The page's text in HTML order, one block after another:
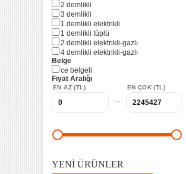
2 demlikli
3 demlikli
1 demlikli elektrikli
1 demlikli tüplü
2 demlikli elektrikli-gazlı
4 demlikli elektrikli-gazlı
Belge
ce belgeli
Fiyat Aralığı
EN AZ (TL)
–
EN ÇOK (TL)
YENI ÜRÜNLER
4 lü Sanayi Tipi Doğalgazlı
Tüplü Set Üstü Ocak CE
Belgeli
20.120,32
Remta Elektrikli Döner Ocağı
2 Gözlü ev tipi iş tipi
13.200,00
Remta Elektrikli Döner Ocağı
Tek Gözlü ev tipi iş tipi
Makinası Değişir Plaka Çap
17,5